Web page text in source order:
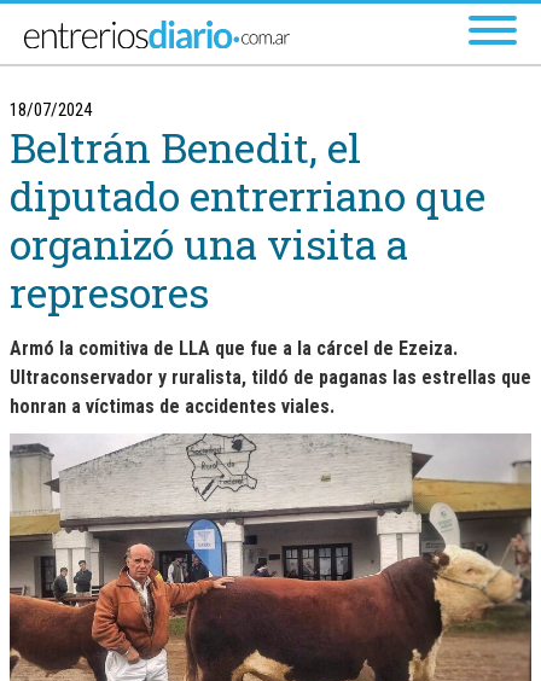
18/07/2024
Beltrán Benedit, el
diputado entrerriano que
organizó una visita a
represores
Armó la comitiva de LLA que fue a la cárcel de Ezeiza.
Ultraconservador y ruralista, tildó de paganas las estrellas que
honran a víctimas de accidentes viales.